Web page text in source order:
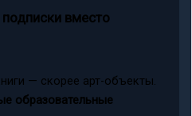
подписки вместо
— скорее арт-объекты.
образовательные